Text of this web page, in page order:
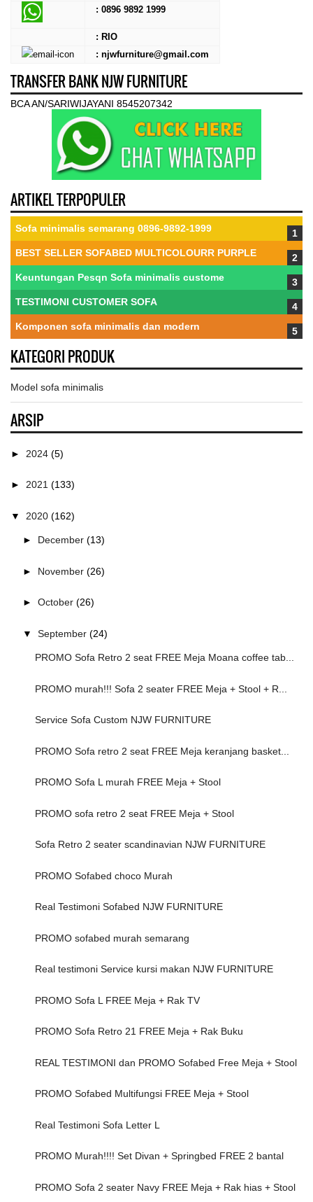
: 0896 9892 1999
: RIO
: njwfurniture@gmail.com
TRANSFER BANK NJW FURNITURE
BCA AN/SARIWIJAYANI 8545207342
ARTIKEL TERPOPULER
Sofa minimalis semarang 0896-9892-1999
BEST SELLER SOFABED MULTICOLOURR PURPLE
Keuntungan Pesqn Sofa minimalis custome
TESTIMONI CUSTOMER SOFA
Komponen sofa minimalis dan modern
KATEGORI PRODUK
Model sofa minimalis
ARSIP
► 2024 (5)
► 2021 (133)
▼ 2020 (162)
► December (13)
► November (26)
► October (26)
▼ September (24)
PROMO Sofa Retro 2 seat FREE Meja Moana coffee tab...
PROMO murah!!! Sofa 2 seater FREE Meja + Stool + R...
Service Sofa Custom NJW FURNITURE
PROMO Sofa retro 2 seat FREE Meja keranjang basket...
PROMO Sofa L murah FREE Meja + Stool
PROMO sofa retro 2 seat FREE Meja + Stool
Sofa Retro 2 seater scandinavian NJW FURNITURE
PROMO Sofabed choco Murah
Real Testimoni Sofabed NJW FURNITURE
PROMO sofabed murah semarang
Real testimoni Service kursi makan NJW FURNITURE
PROMO Sofa L FREE Meja + Rak TV
PROMO Sofa Retro 21 FREE Meja + Rak Buku
REAL TESTIMONI dan PROMO Sofabed Free Meja + Stool
PROMO Sofabed Multifungsi FREE Meja + Stool
Real Testimoni Sofa Letter L
PROMO Murah!!!! Set Divan + Springbed FREE 2 bantal
PROMO Sofa 2 seater Navy FREE Meja + Rak hias + Stool